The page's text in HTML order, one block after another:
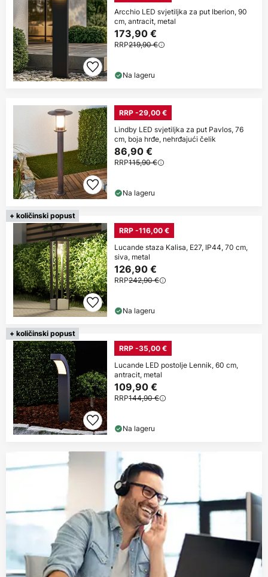
Arcchio LED svjetiljka za put Iberion, 90
cm, antracit, metal
173,90 €
RRP219,90 €
Na lageru
RRP -29,00 €
Lindby LED svjetiljka za put Pavlos, 76
cm, boja hrđe, nehrđajući čelik
86,90 €
RRP115,90 €
Na lageru
+ količinski popust
RRP -116,00 €
Lucande staza Kalisa, E27, IP44, 70 cm,
siva, metal
126,90 €
RRP242,90 €
Na lageru
+ količinski popust
RRP -35,00 €
Lucande LED postolje Lennik, 60 cm,
antracit, metal
109,90 €
RRP144,90 €
Na lageru